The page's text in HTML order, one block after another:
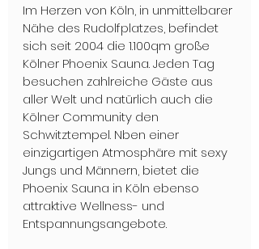
Im Herzen von Köln, in unmittelbarer
Nähe des Rudolfplatzes, befindet
sich seit 2004 die 1.100qm große
Kölner Phoenix Sauna. Jeden Tag
besuchen zahlreiche Gäste aus
aller Welt und natürlich auch die
Kölner Community den
Schwitztempel. Nben einer
einzigartigen Atmosphäre mit sexy
Jungs und Männern, bietet die
Phoenix Sauna in Köln ebenso
attraktive Wellness- und
Entspannungsangebote.